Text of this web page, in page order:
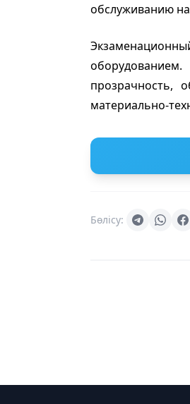
обслуживанию
прозрачность,
материально-
Бөлісу: